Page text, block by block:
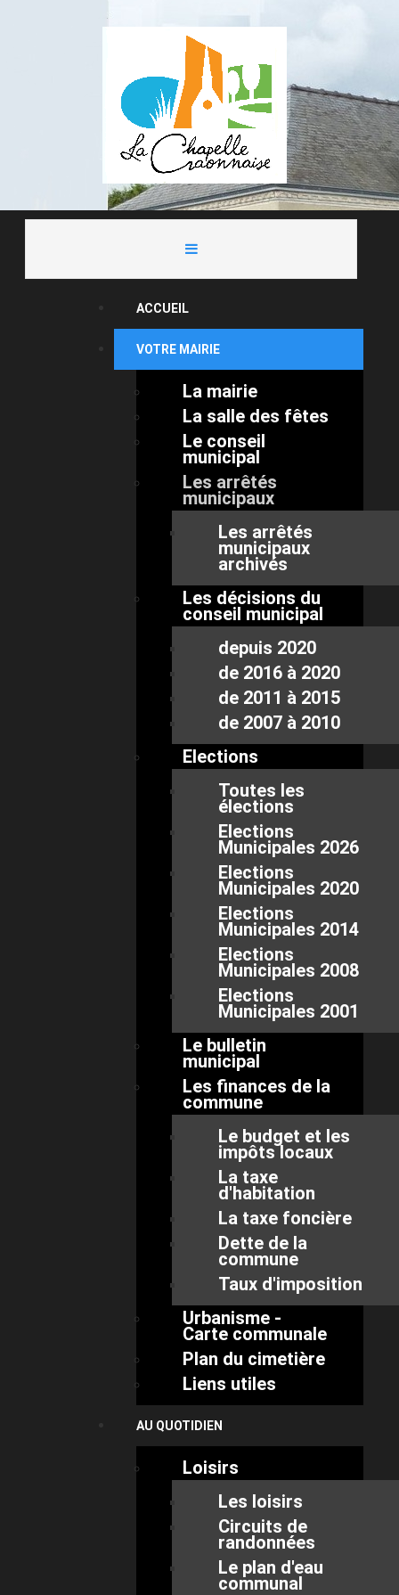
ACCUEIL
VOTRE MAIRIE
La mairie
La salle des fêtes
Le conseil
municipal
Les arrêtés
municipaux
Les arrêtés
municipaux
archivés
Les décisions du
conseil municipal
depuis 2020
de 2016 à 2020
de 2011 à 2015
de 2007 à 2010
Elections
Toutes les
élections
Elections
Municipales 2026
Elections
Municipales 2020
Elections
Municipales 2014
Elections
Municipales 2008
Elections
Municipales 2001
Le bulletin
municipal
Les finances de la
commune
Le budget et les
impôts locaux
La taxe
d'habitation
La taxe foncière
Dette de la
commune
Taux d'imposition
Urbanisme -
Carte communale
Plan du cimetière
Liens utiles
AU QUOTIDIEN
Loisirs
Les loisirs
Circuits de
randonnées
Le plan d'eau
communal